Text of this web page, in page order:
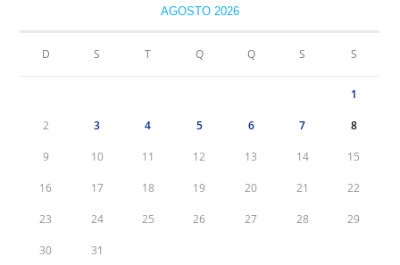
AGOSTO 2026
D S T Q Q S S
1
2 3 4 5 6 7 8
9 10 11 12 13 14 15
16 17 18 19 20 21 22
23 24 25 26 27 28 29
30 31